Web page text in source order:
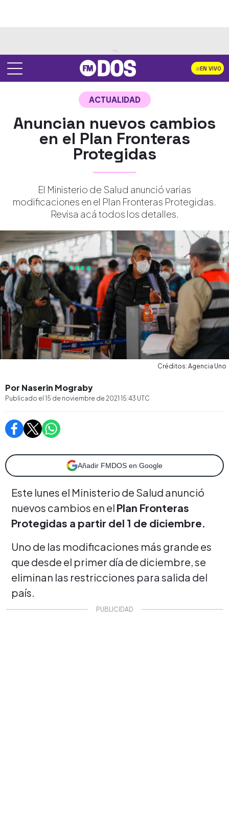
EN VIVO
ACTUALIDAD
Anuncian nuevos cambios
en el Plan Fronteras
Protegidas
El Ministerio de Salud anunció varias
modificaciones en el Plan Fronteras Protegidas.
Revisa acá todos los detalles.
Créditos: Agencia Uno
Por Naserin Mograby
Publicado el 15 de noviembre de 2021 15:43 UTC
Añadir FMDOS en Google
Este lunes el Ministerio de Salud anunció
nuevos cambios en el Plan Fronteras
Protegidas a partir del 1 de diciembre.
Uno de las modificaciones más grande es
que desde el primer día de diciembre, se
eliminan las restricciones para salida del
país.